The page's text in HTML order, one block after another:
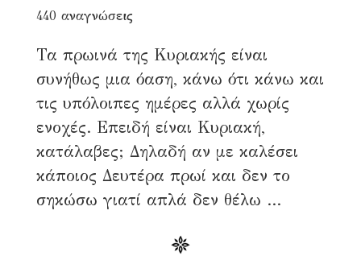
440 αναγνώσεις
Τα πρωινά της Κυριακής είναι
συνήθως μια όαση, κάνω ότι κάνω και
τις υπόλοιπες ημέρες αλλά χωρίς
ενοχές. Επειδή είναι Κυριακή,
κατάλαβες; Δηλαδή αν με καλέσει
κάποιος Δευτέρα πρωί και δεν το
σηκώσω γιατί απλά δεν θέλω ...